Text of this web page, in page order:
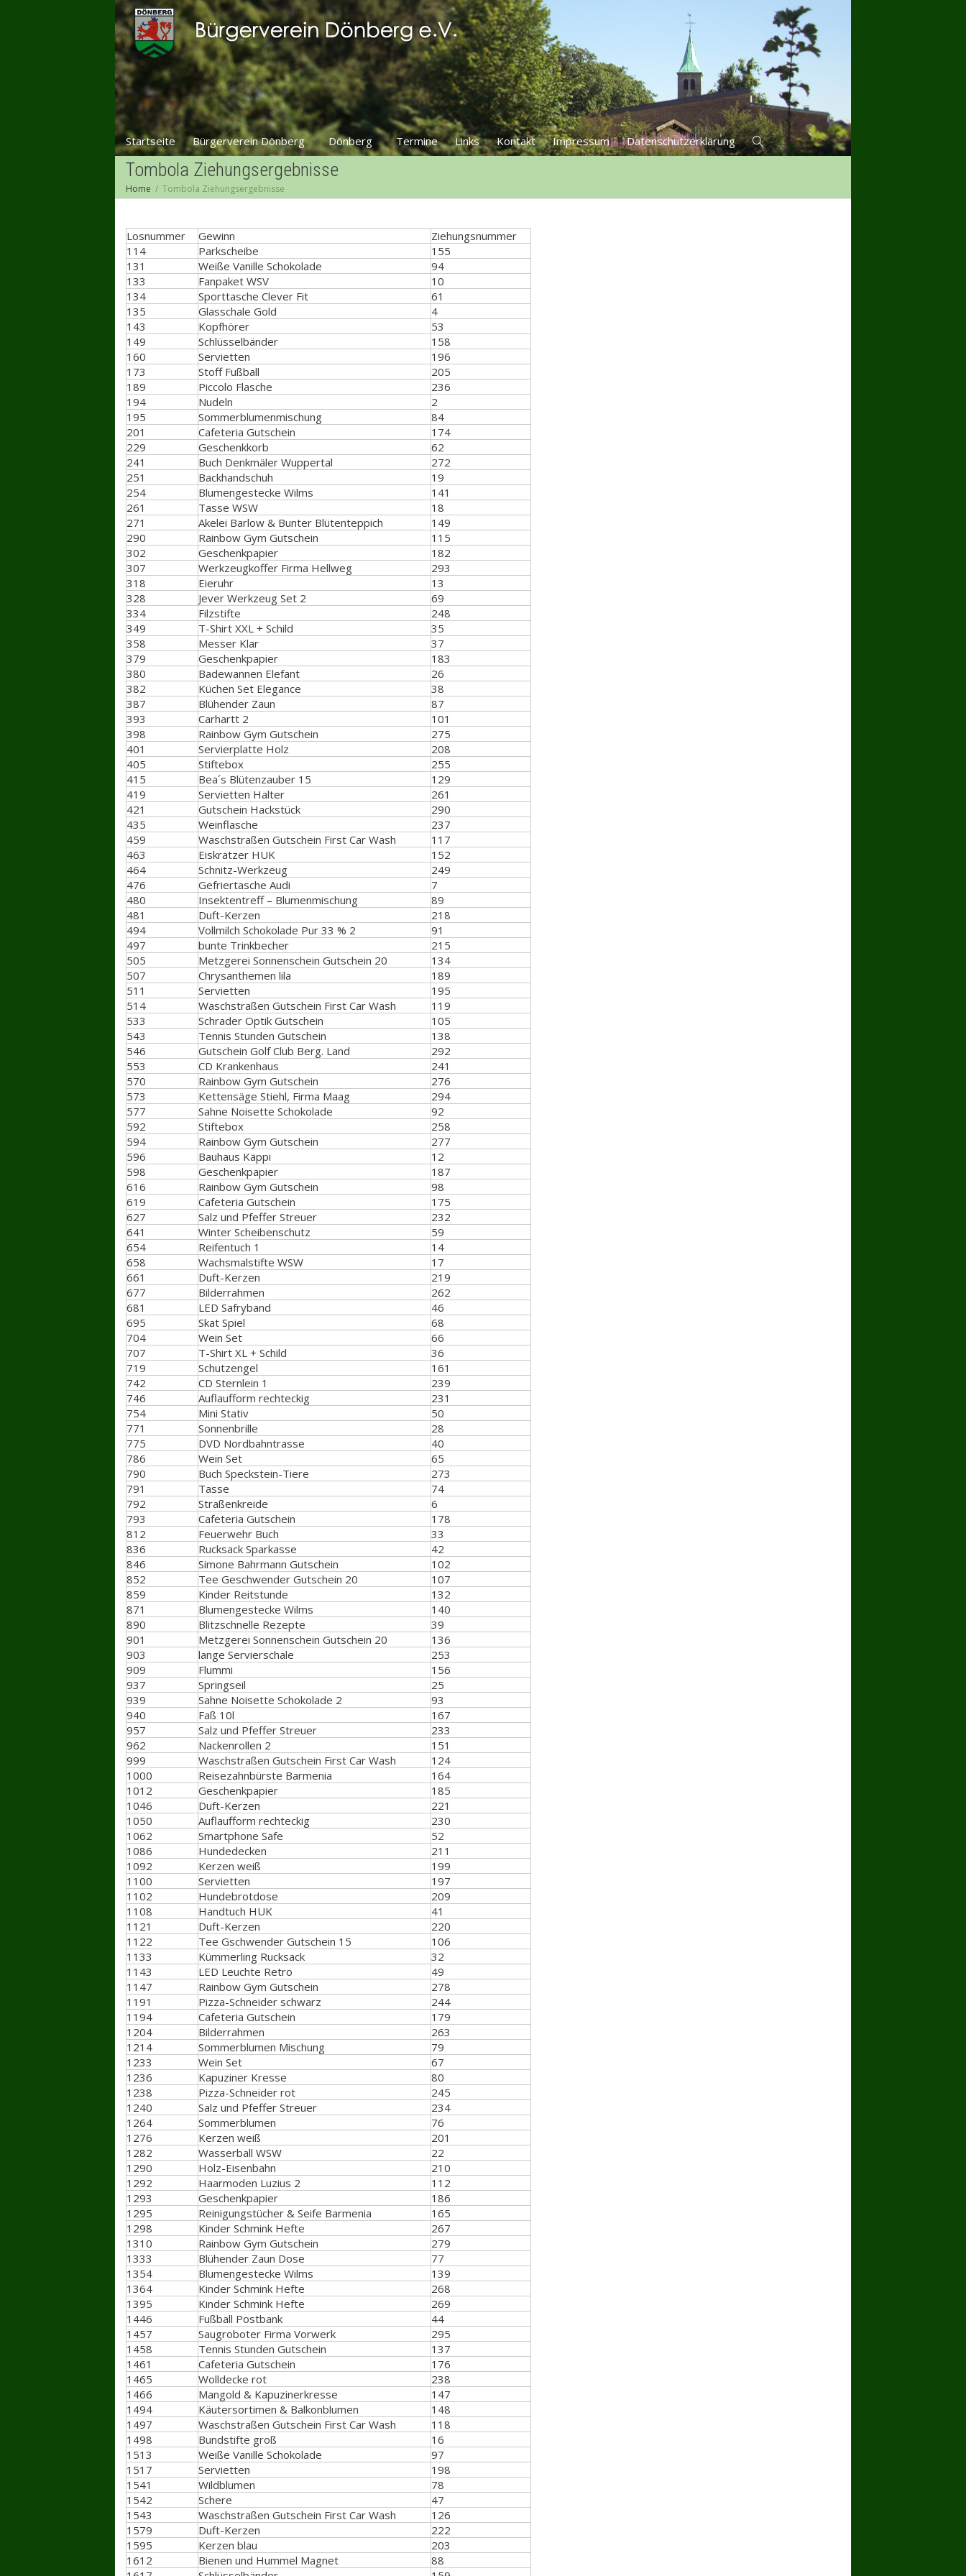
Startseite Bürgerverein Dönberg Dönberg Termine Links Kontakt Impressum Datenschutzerklärung
Tombola Ziehungsergebnisse
Home Tombola Ziehungsergebnisse
Losnummer Gewinn
Ziehungsnummer
114
Parkscheibe
155
131
Weiße Vanille Schokolade
94
133
Fanpaket WSV
10
134
Sporttasche Clever Fit
61
135
Glasschale Gold
4
143
Kopfhörer
53
149
Schlüsselbänder
158
160
Servietten
196
173
Stoff Fußball
205
189
Piccolo Flasche
236
194
Nudeln
2
195
Sommerblumenmischung
84
201
Cafeteria Gutschein
174
229
Geschenkkorb
62
241
Buch Denkmäler Wuppertal
272
251
Backhandschuh
19
254
Blumengestecke Wilms
141
261
Tasse WSW
18
271
Akelei Barlow & Bunter Blütenteppich
149
290
Rainbow Gym Gutschein
115
302
Geschenkpapier
182
307
Werkzeugkoffer Firma Hellweg
293
318
Eieruhr
13
328
Jever Werkzeug Set 2
69
334
Filzstifte
248
349
T-Shirt XXL + Schild
35
358
Messer Klar
37
379
Geschenkpapier
183
380
Badewannen Elefant
26
382
Küchen Set Elegance
38
387
Blühender Zaun
87
393
Carhartt 2
101
398
Rainbow Gym Gutschein
275
401
Servierplatte Holz
208
405
Stiftebox
255
415
Bea´s Blütenzauber 15
129
419
Servietten Halter
261
421
Gutschein Hackstück
290
435
Weinflasche
237
459
Waschstraßen Gutschein First Car Wash
117
463
Eiskratzer HUK
152
464
Schnitz-Werkzeug
249
476
Gefriertasche Audi
7
480
Insektentreff – Blumenmischung
89
481
Duft-Kerzen
218
494
Vollmilch Schokolade Pur 33 % 2
91
497
bunte Trinkbecher
215
505
Metzgerei Sonnenschein Gutschein 20
134
507
Chrysanthemen lila
189
511
Servietten
195
514
Waschstraßen Gutschein First Car Wash
119
533
Schrader Optik Gutschein
105
543
Tennis Stunden Gutschein
138
546
Gutschein Golf Club Berg. Land
292
553
CD Krankenhaus
241
570
Rainbow Gym Gutschein
276
573
Kettensäge Stiehl, Firma Maag
294
577
Sahne Noisette Schokolade
92
592
Stiftebox
258
594
Rainbow Gym Gutschein
277
596
Bauhaus Käppi
12
598
Geschenkpapier
187
616
Rainbow Gym Gutschein
98
619
Cafeteria Gutschein
175
627
Salz und Pfeffer Streuer
232
641
Winter Scheibenschutz
59
654
Reifentuch 1
14
658
Wachsmalstifte WSW
17
661
Duft-Kerzen
219
677
Bilderrahmen
262
681
LED Safryband
46
695
Skat Spiel
68
704
Wein Set
66
707
T-Shirt XL + Schild
36
719
Schutzengel
161
742
CD Sternlein 1
239
746
Auflaufform rechteckig
231
754
Mini Stativ
50
771
Sonnenbrille
28
775
DVD Nordbahntrasse
40
786
Wein Set
65
790
Buch Speckstein-Tiere
273
791
Tasse
74
792
Straßenkreide
6
793
Cafeteria Gutschein
178
812
Feuerwehr Buch
33
836
Rucksack Sparkasse
42
846
Simone Bahrmann Gutschein
102
852
Tee Geschwender Gutschein 20
107
859
Kinder Reitstunde
132
871
Blumengestecke Wilms
140
890
Blitzschnelle Rezepte
39
901
Metzgerei Sonnenschein Gutschein 20
136
903
lange Servierschale
253
909
Flummi
156
937
Springseil
25
939
Sahne Noisette Schokolade 2
93
940
Faß 10l
167
957
Salz und Pfeffer Streuer
233
962
Nackenrollen 2
151
999
Waschstraßen Gutschein First Car Wash
124
1000
Reisezahnbürste Barmenia
164
1012
Geschenkpapier
185
1046
Duft-Kerzen
221
1050
Auflaufform rechteckig
230
1062
Smartphone Safe
52
1086
Hundedecken
211
1092
Kerzen weiß
199
1100
Servietten
197
1102
Hundebrotdose
209
1108
Handtuch HUK
41
1121
Duft-Kerzen
220
1122
Tee Gschwender Gutschein 15
106
1133
Kümmerling Rucksack
32
1143
LED Leuchte Retro
49
1147
Rainbow Gym Gutschein
278
1191
Pizza-Schneider schwarz
244
1194
Cafeteria Gutschein
179
1204
Bilderrahmen
263
1214
Sommerblumen Mischung
79
1233
Wein Set
67
1236
Kapuziner Kresse
80
1238
Pizza-Schneider rot
245
1240
Salz und Pfeffer Streuer
234
1264
Sommerblumen
76
1276
Kerzen weiß
201
1282
Wasserball WSW
22
1290
Holz-Eisenbahn
210
1292
Haarmoden Luzius 2
112
1293
Geschenkpapier
186
1295
Reinigungstücher & Seife Barmenia
165
1298
Kinder Schmink Hefte
267
1310
Rainbow Gym Gutschein
279
1333
Blühender Zaun Dose
77
1354
Blumengestecke Wilms
139
1364
Kinder Schmink Hefte
268
1395
Kinder Schmink Hefte
269
1446
Fußball Postbank
44
1457
Saugroboter Firma Vorwerk
295
1458
Tennis Stunden Gutschein
137
1461
Cafeteria Gutschein
176
1465
Wolldecke rot
238
1466
Mangold & Kapuzinerkresse
147
1494
Käutersortimen & Balkonblumen
148
1497
Waschstraßen Gutschein First Car Wash
118
1498
Bundstifte groß
16
1513
Weiße Vanille Schokolade
97
1517
Servietten
198
1541
Wildblumen
78
1542
Schere
47
1543
Waschstraßen Gutschein First Car Wash
126
1579
Duft-Kerzen
222
1595
Kerzen blau
203
1612
Bienen und Hummel Magnet
88